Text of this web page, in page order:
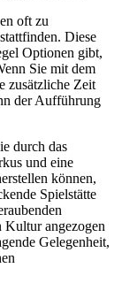
oft zu
Diese
Optionen gibt,
Sie mit dem
zusätzliche Zeit
der Aufführung
durch das
und eine
können,
Spielstätte
Kultur angezogen
Gelegenheit,